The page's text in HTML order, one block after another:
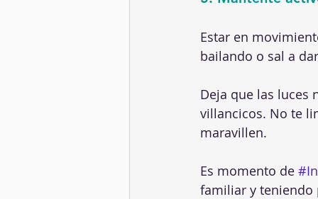
Estar en
bailando o sal a
Deja que las
villancicos. No te
maravillen.
Es momento de
familiar y teniendo